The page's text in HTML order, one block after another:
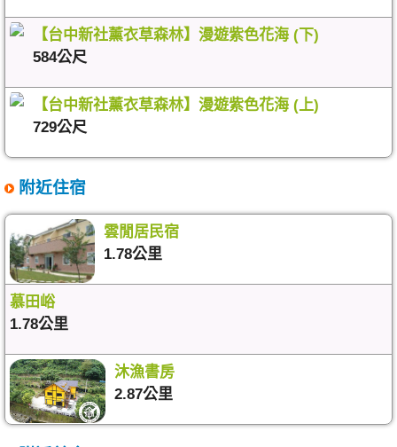
【台中新社薰衣草森林】漫遊紫色花海 (下)
584公尺
【台中新社薰衣草森林】漫遊紫色花海 (上)
729公尺
附近住宿
雲閒居民宿
1.78公里
慕田峪
1.78公里
沐漁書房
2.87公里